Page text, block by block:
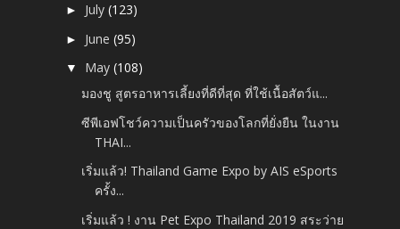
► July(123)
► June(95)
▼ May(108)
มองชู สูตรอาหารเลี้ยงที่ดีที่สุด ที่ใช้เนื้อสัตว์แ...
ซีพีเอฟโชว์ความเป็นครัวของโลกที่ยั่งยืน ในงาน
THAI...
เริ่มแล้ว! Thailand Game Expo by AIS eSports
ครั้ง...
เริ่มแล้ว ! งาน Pet Expo Thailand 2019 สระว่าย